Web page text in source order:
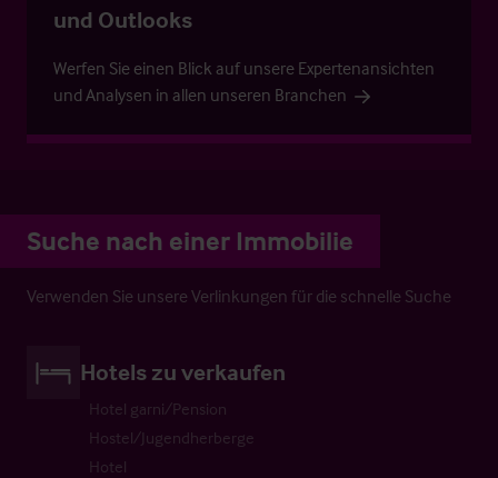
und Outlooks
Werfen Sie einen Blick auf unsere Expertenansichten
und Analysen in allen unseren Branchen
Suche nach einer Immobilie
Verwenden Sie unsere Verlinkungen für die schnelle Suche
Hotels zu verkaufen
Hotel garni/Pension
Hostel/Jugendherberge
Hotel